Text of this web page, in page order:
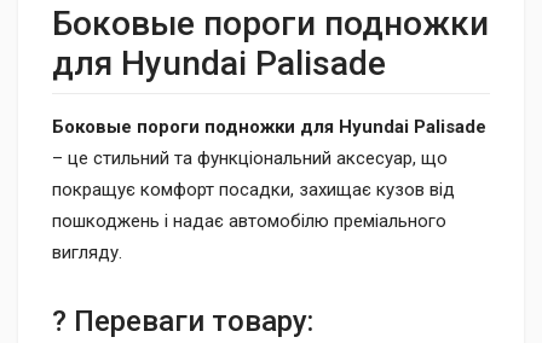
Боковые пороги подножки
для Hyundai Palisade
Боковые пороги подножки для Hyundai Palisade
– це стильний та функціональний аксесуар, що
покращує комфорт посадки, захищає кузов від
пошкоджень і надає автомобілю преміального
вигляду.
? Переваги товару: